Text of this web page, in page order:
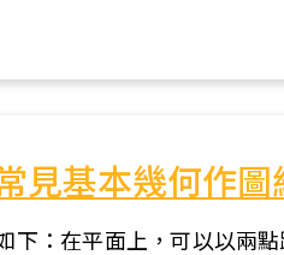
見基本幾何作圖
：在平面上，可以以兩